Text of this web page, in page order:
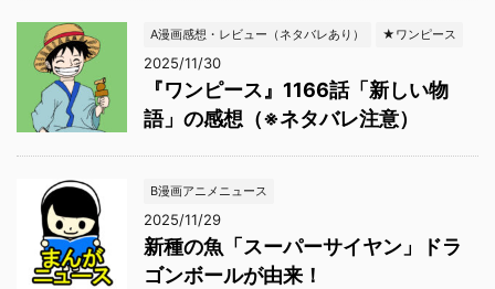
A漫画感想・レビュー（ネタバレあり） ★ワンピース
2025/11/30
『ワンピース』1166話「新しい物
語」の感想（※ネタバレ注意）
B漫画アニメニュース
2025/11/29
新種の魚「スーパーサイヤン」ドラ
ゴンボールが由来！